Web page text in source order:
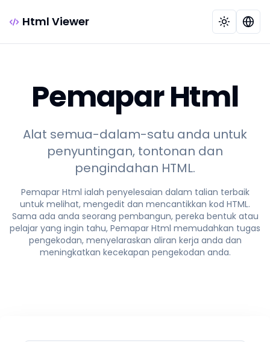
Html Viewer
Pemapar Html
Alat semua-dalam-satu anda untuk
penyuntingan, tontonan dan
pengindahan HTML.
Pemapar Html ialah penyelesaian dalam talian terbaik
untuk melihat, mengedit dan mencantikkan kod HTML.
Sama ada anda seorang pembangun, pereka bentuk atau
pelajar yang ingin tahu, Pemapar Html memudahkan tugas
pengekodan, menyelaraskan aliran kerja anda dan
meningkatkan kecekapan pengekodan anda.